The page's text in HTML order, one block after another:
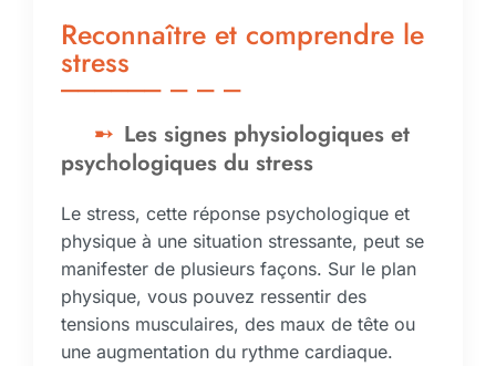
Reconnaître et comprendre le
stress
Les signes physiologiques et
psychologiques du stress
Le stress, cette réponse psychologique et
physique à une situation stressante, peut se
manifester de plusieurs façons. Sur le plan
physique, vous pouvez ressentir des
tensions musculaires, des maux de tête ou
une augmentation du rythme cardiaque.